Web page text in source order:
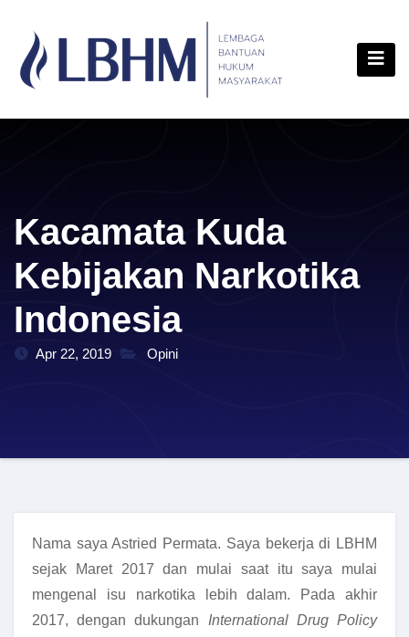
content
Kacamata Kuda
Kebijakan Narkotika
Indonesia
Apr 22, 2019 Opini
Nama saya Astried Permata. Saya bekerja di LBHM
sejak Maret 2017 dan mulai saat itu saya mulai
mengenal isu narkotika lebih dalam. Pada akhir
2017, dengan dukungan International Drug Policy